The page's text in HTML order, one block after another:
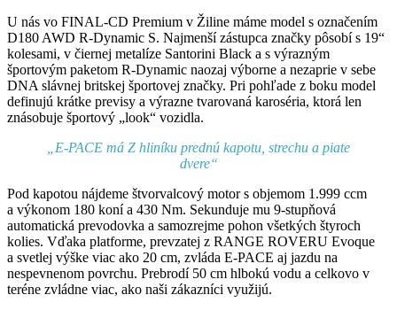
U nás vo FINAL-CD Premium v Žiline máme model s označením
D180 AWD R-Dynamic S. Najmenší zástupca značky pôsobí s 19“
kolesami, v čiernej metalíze Santorini Black a s výrazným
športovým paketom R-Dynamic naozaj výborne a nezaprie v sebe
DNA slávnej britskej športovej značky. Pri pohľade z boku model
definujú krátke previsy a výrazne tvarovaná karoséria, ktorá len
znásobuje športový „look“ vozidla.
„E-PACE má Z hliníku prednú kapotu, strechu a piate
dvere“
Pod kapotou nájdeme štvorvalcový motor s objemom 1.999 ccm
a výkonom 180 koní a 430 Nm. Sekunduje mu 9-stupňová
automatická prevodovka a samozrejme pohon všetkých štyroch
kolies. Vďaka platforme, prevzatej z RANGE ROVERU Evoque
a svetlej výške viac ako 20 cm, zvláda E-PACE aj jazdu na
nespevnenom povrchu. Prebrodí 50 cm hlbokú vodu a celkovo v
teréne zvládne viac, ako naši zákazníci využijú.